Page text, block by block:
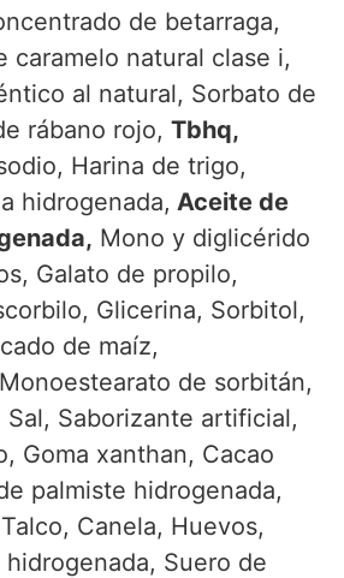
de betarraga,
caramelo natural clase i,
al natural, Sorbato de
rábano rojo, Tbhq,
Harina de trigo,
hidrogenada, Aceite de
Mono y diglicérido
Galato de propilo,
Glicerina, Sorbitol,
de maíz,
de sorbitán,
Saborizante artificial,
Goma xanthan, Cacao
palmiste hidrogenada,
Canela, Huevos,
Suero de